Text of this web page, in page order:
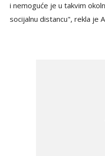
i nemoguće je u takvim
socijalnu distancu", rekla je